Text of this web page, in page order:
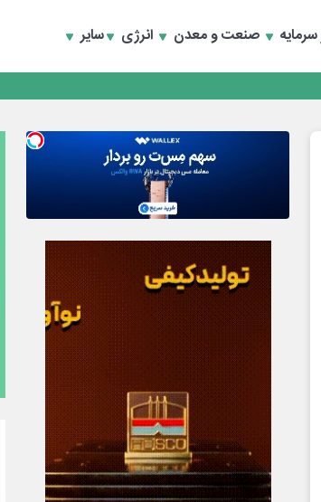
سرمایه صنعت و معدن انرژی سایر